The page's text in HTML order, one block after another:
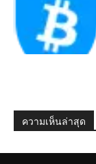
ความเห็นล่าสุด